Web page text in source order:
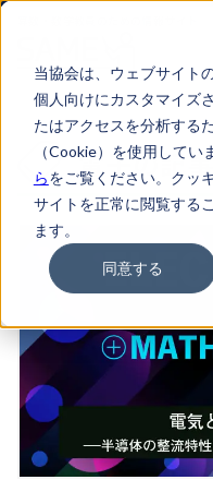
当協会は、ウェブサイト
個人向けにカスタマイズ
たはアクセスを分析する
（Cookie）を使用してい
らをご覧ください。クッ
サイトを正常に閲覧する
ます。
同意する
ARTICLES
電子の記